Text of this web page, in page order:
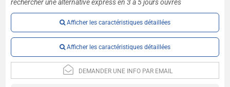
rechercher une alternative express en 3 à 5 jours ouvrés
Afficher les caractéristiques détaillées
Afficher les caractéristiques détaillées
DEMANDER UNE INFO PAR EMAIL